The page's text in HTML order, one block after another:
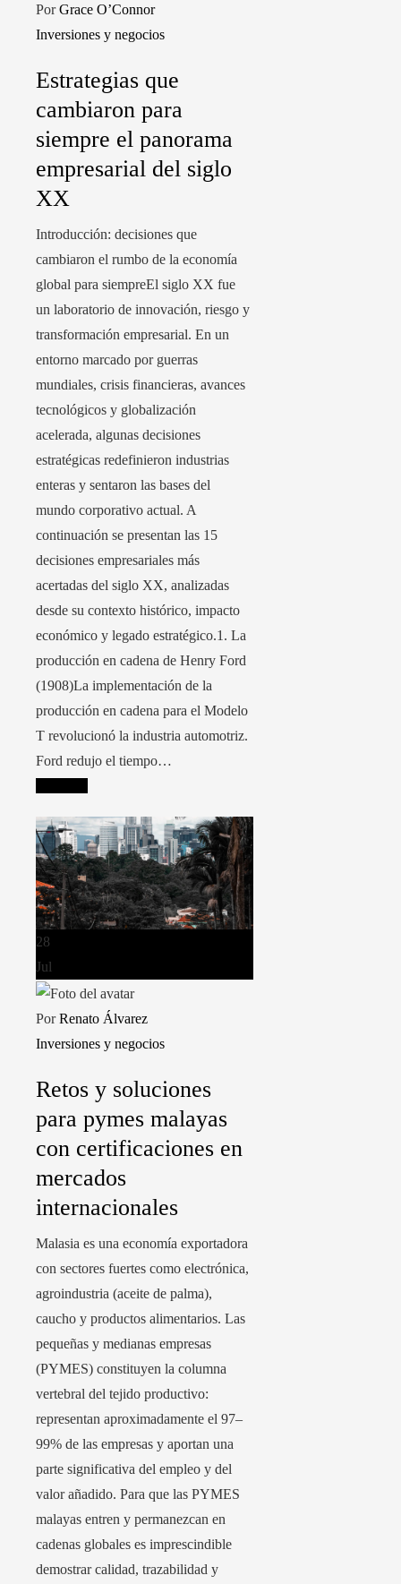
PorGrace O’Connor
Inversiones y negocios
Estrategias que
cambiaron para
siempre el panorama
empresarial del siglo
XX
Introducción: decisiones que
cambiaron el rumbo de la economía
global para siempreEl siglo XX fue
un laboratorio de innovación, riesgo y
transformación empresarial. En un
entorno marcado por guerras
mundiales, crisis financieras, avances
tecnológicos y globalización
acelerada, algunas decisiones
estratégicas redefinieron industrias
enteras y sentaron las bases del
mundo corporativo actual. A
continuación se presentan las 15
decisiones empresariales más
acertadas del siglo XX, analizadas
desde su contexto histórico, impacto
económico y legado estratégico.1. La
producción en cadena de Henry Ford
(1908)La implementación de la
producción en cadena para el Modelo
T revolucionó la industria automotriz.
Ford redujo el tiempo…
28
Jul
PorRenato Álvarez
Inversiones y negocios
Retos y soluciones
para pymes malayas
con certificaciones en
mercados
internacionales
Malasia es una economía exportadora
con sectores fuertes como electrónica,
agroindustria (aceite de palma),
caucho y productos alimentarios. Las
pequeñas y medianas empresas
(PYMES) constituyen la columna
vertebral del tejido productivo:
representan aproximadamente el 97–
99% de las empresas y aportan una
parte significativa del empleo y del
valor añadido. Para que las PYMES
malayas entren y permanezcan en
cadenas globales es imprescindible
demostrar calidad, trazabilidad y